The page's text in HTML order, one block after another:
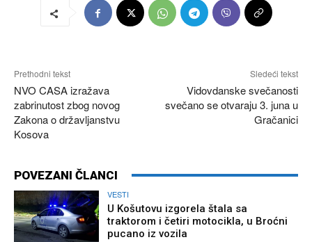
Prethodni tekst
NVO CASA izražava
zabrinutost zbog novog
Zakona o državljanstvu
Kosova
Sledeći tekst
Vidovdanske svečanosti
svečano se otvaraju 3. juna u
Gračanici
POVEZANI ČLANCI
VESTI
U Košutovu izgorela štala sa
traktorom i četiri motocikla, u Broćni
pucano iz vozila